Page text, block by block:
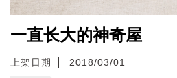
一直长大的神奇屋
上架日期 2018/03/01